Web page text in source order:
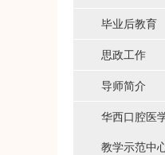
毕业后教育
思政工作
导师简介
华西口腔医
教学示范中